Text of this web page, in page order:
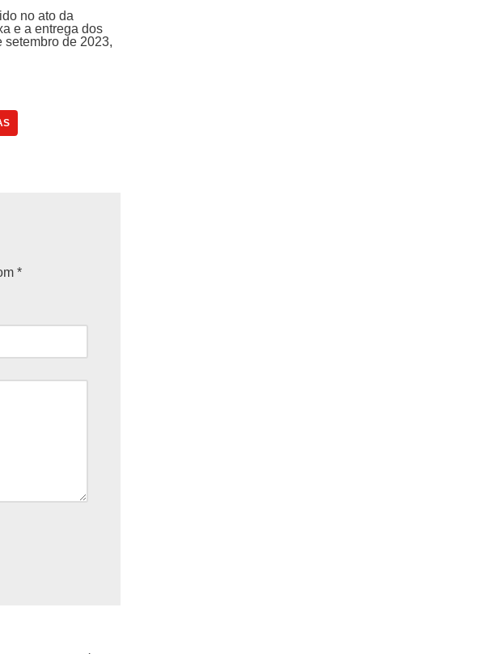
no ato da
e a entrega dos
de 2023,
*